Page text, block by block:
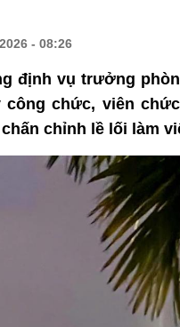
- 08:26
định vụ trưởng
công chức, viên
chỉnh lề lối làm